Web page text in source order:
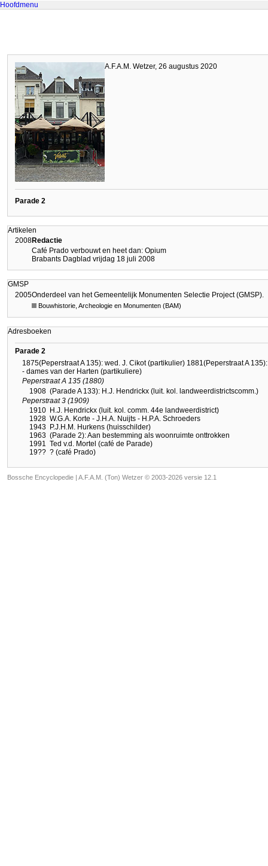
Hoofdmenu
A.F.A.M. Wetzer, 26 augustus 2020
Parade 2
Artikelen
2008Redactie
Café Prado verbouwt en heet dan: Opium
Brabants Dagblad vrijdag 18 juli 2008
GMSP
2005Onderdeel van het Gemeentelijk Monumenten Selectie Project (GMSP).
Bouwhistorie, Archeologie en Monumenten (BAM)
Adresboeken
Parade 2
1875(Peperstraat A 135): wed. J. Cikot (partikulier) 1881(Peperstraat A
- dames van der Harten (partikuliere)
Peperstraat A 135 (1880)
1908 (Parade A 133): H.J. Hendrickx (luit. kol. landweerdistrictscomm.)
Peperstraat 3 (1909)
1910 H.J. Hendrickx (luit. kol. comm. 44e landweerdistrict)
1928 W.G.A. Korte - J.H.A. Nuijts - H.P.A. Schroeders
1943 P.J.H.M. Hurkens (huisschilder)
1963 (Parade 2): Aan bestemming als woonruimte onttrokken
1991 Ted v.d. Mortel (café de Parade)
19?? ? (café Prado)
Bossche Encyclopedie | A.F.A.M. (Ton) Wetzer © 2003-2026 versie 12.1